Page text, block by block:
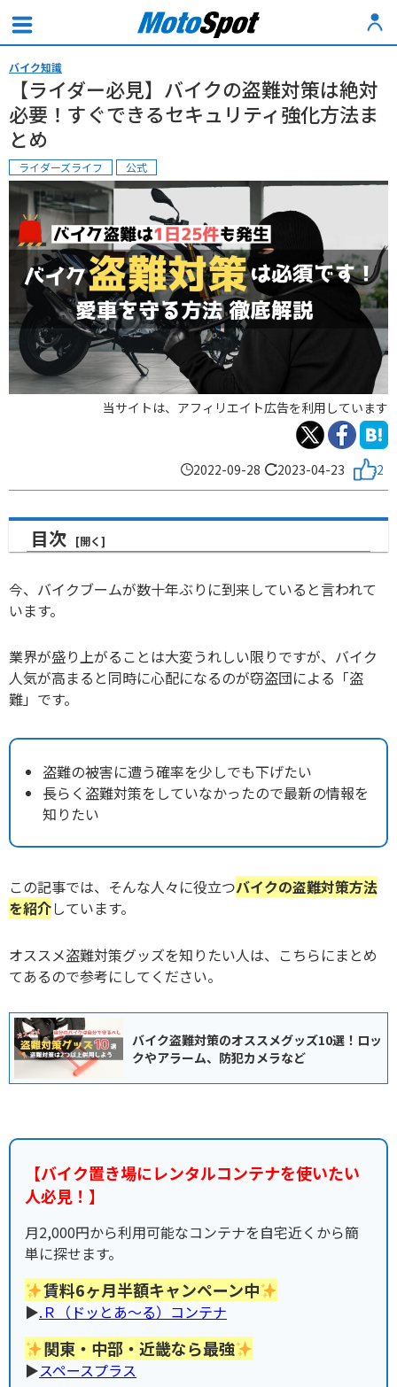
バイク知識
【ライダー必見】バイクの盗難対策は絶対
必要！すぐできるセキュリティ強化方法ま
とめ
ライダーズライフ 公式
当サイトは、アフィリエイト広告を利用しています
2022-09-28 2023-04-23 2
目次
今、バイクブームが数十年ぶりに到来していると言われて
います。
業界が盛り上がることは大変うれしい限りですが、バイク
人気が高まると同時に心配になるのが窃盗団による「盗
難」です。
盗難の被害に遭う確率を少しでも下げたい
長らく盗難対策をしていなかったので最新の情報を
知りたい
この記事では、そんな人々に役立つバイクの盗難対策方法
を紹介しています。
オススメ盗難対策グッズを知りたい人は、こちらにまとめ
てあるので参考にしてください。
バイク盗難対策のオススメグッズ10選！ロッ
クやアラーム、防犯カメラなど
【バイク置き場にレンタルコンテナを使いたい
人必見！】
月2,000円から利用可能なコンテナを自宅近くから簡
単に探せます。
賃料6ヶ月半額キャンペーン中
▶︎.Ｒ（ドッとあ〜る）コンテナ
関東・中部・近畿なら最強
▶︎スペースプラス